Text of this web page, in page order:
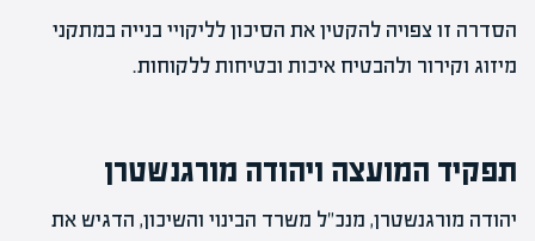
הסדרה זו צפויה להקטין את הסיכון לליקויי בנייה במתקני
מיזוג וקירור ולהבטיח איכות ובטיחות ללקוחות.
תפקיד המועצה ויהודה מורגנשטרן
יהודה מורגנשטרן, מנכ"ל משרד הבינוי והשיכון, הדגיש את